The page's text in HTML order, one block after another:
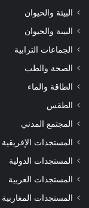
البيئة والحيوان
البيىة والحيوان
الجماعات الترابية
الصحة والطب
الطاقة والماء
الطقس
المجتمع المدني
المستجدات الإفريقية
المستجدات الدولية
المستجدات العربية
المستجدات المغاربية